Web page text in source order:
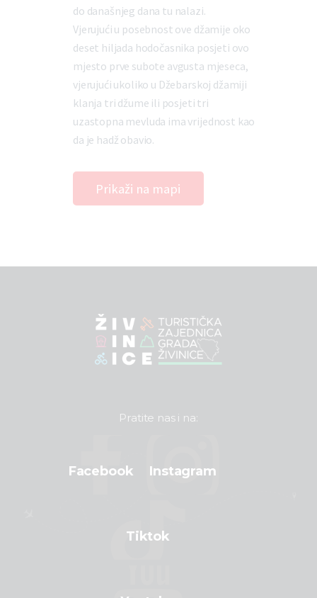
do današnjeg dana tu nalazi.
Vjerujući u posebnost ove džamije oko
deset hiljada hodočasnika posjeti ovo
mjesto prve subote avgusta mjeseca,
vjerujući ukoliko u Džebarskoj džamiji
klanja tri džume ili posjeti tri
uzastopna mevluda ima vrijednost kao
da je hadž obavio.
Prikaži na mapi
Pratite nas i na:
Facebook Instagram
Tiktok